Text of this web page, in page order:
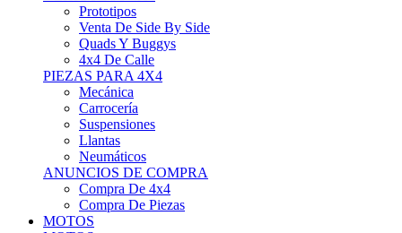
Prototipos
Venta De Side By Side
Quads Y Buggys
4x4 De Calle
PIEZAS PARA 4X4
Mecánica
Carrocería
Suspensiones
Llantas
Neumáticos
ANUNCIOS DE COMPRA
Compra De 4x4
Compra De Piezas
MOTOS